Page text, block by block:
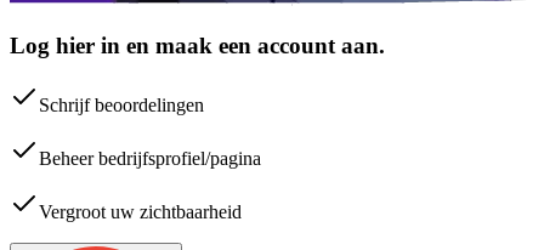
Log hier in en maak een account aan.
Schrijf beoordelingen
Beheer bedrijfsprofiel/pagina
Vergroot uw zichtbaarheid